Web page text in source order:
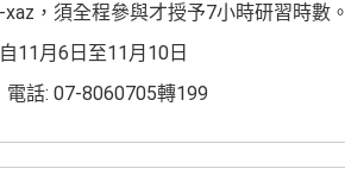
，須全程參與才授予7小時研習時數。
11月6日至11月10日
話: 07-8060705轉199